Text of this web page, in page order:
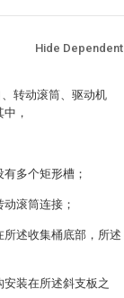
Hide Dependent
转动滚筒、驱动机
，
多个矩形槽；
滚筒连接；
述收集桶底部，所述
装在所述斜支板之